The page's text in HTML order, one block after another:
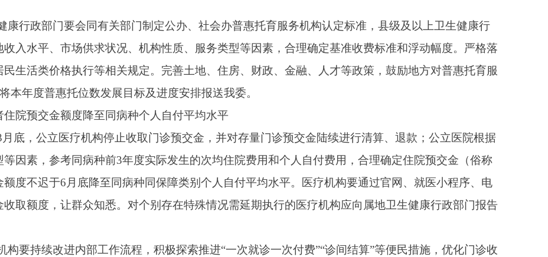
服务
要会同中医药主管部门全面梳理辖区内常住人口超过10万且县域内不能提供血液透析服
足、无法满足患者需求的县。对于县域内医院均不能提供血液透析服务的，县级及以上卫
患者数量及医疗服务能力等，依据《医疗机构血液透析室基本标准（试行）》，确定一家
门要会同中医药主管部门结合城市医疗资源向县级医院、三级医院对口帮扶等工作，指导
管理帮扶，指导县级医院选派相关专业人员至对口支援医院进修培训，确保县级医院尽快
进一步加强血液透析质量管理控制工作，对新开设血液透析室的县级医院要加强针对性指
质量管理体系，制定医院感染控制及消毒隔离制度等，并严格落实各项要求，确保血液透